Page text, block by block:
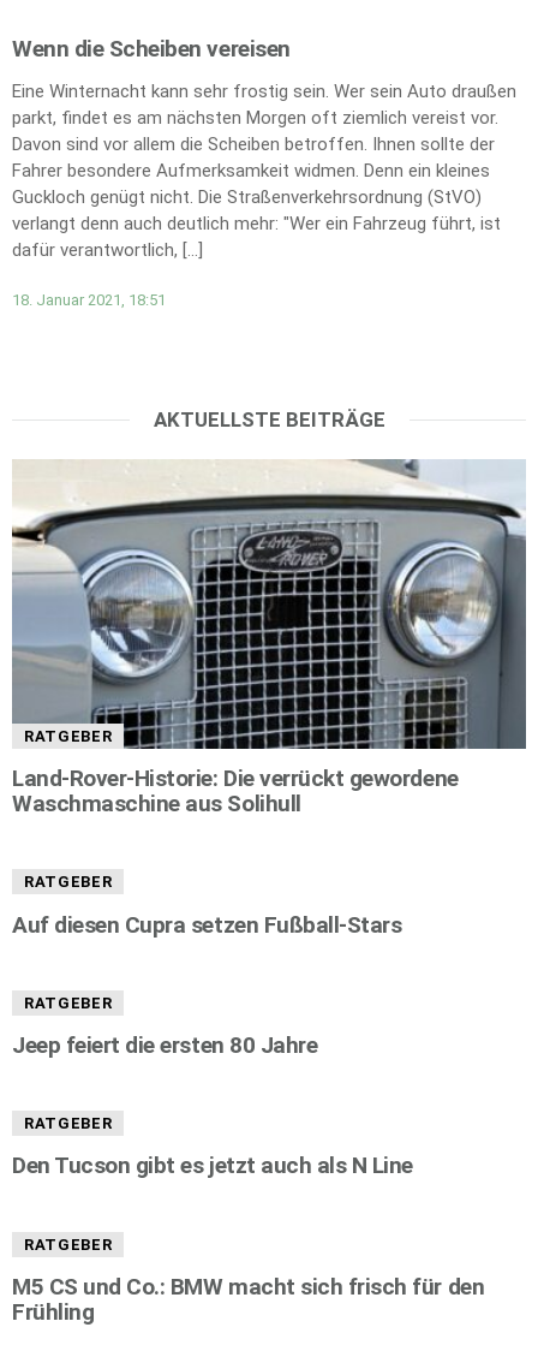
Wenn die Scheiben vereisen
Eine Winternacht kann sehr frostig sein. Wer sein Auto draußen
parkt, findet es am nächsten Morgen oft ziemlich vereist vor.
Davon sind vor allem die Scheiben betroffen. Ihnen sollte der
Fahrer besondere Aufmerksamkeit widmen. Denn ein kleines
Guckloch genügt nicht. Die Straßenverkehrsordnung (StVO)
verlangt denn auch deutlich mehr: "Wer ein Fahrzeug führt, ist
dafür verantwortlich, […]
18. Januar 2021, 18:51
AKTUELLSTE BEITRÄGE
RATGEBER
Land-Rover-Historie: Die verrückt gewordene
Waschmaschine aus Solihull
RATGEBER
Auf diesen Cupra setzen Fußball-Stars
RATGEBER
Jeep feiert die ersten 80 Jahre
RATGEBER
Den Tucson gibt es jetzt auch als N Line
RATGEBER
M5 CS und Co.: BMW macht sich frisch für den
Frühling